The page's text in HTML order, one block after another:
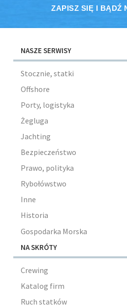
ZAPISZ SIĘ I BĄDŹ
NASZE SERWISY
Stocznie, statki
Offshore
Porty, logistyka
Żegluga
Jachting
Bezpieczeństwo
Prawo, polityka
Rybołówstwo
Inne
Historia
Gospodarka Morska
NA SKRÓTY
Crewing
Katalog firm
Ruch statków